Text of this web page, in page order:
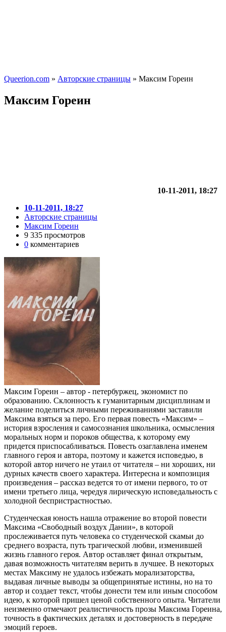
Queerion.com » Авторские страницы » Максим Гореин
Максим Гореин
10-11-2011, 18:27
10-11-2011, 18:27
Авторские страницы
Максим Гореин
9 335 просмотров
0 комментариев
Максим Гореин – автор - петербуржец, экономист по
образованию. Склонность к гуманитарным дисциплинам и
желание поделиться личными переживаниями заставили
Максима взяться за перо. Его первая повесть «Максим» –
история взросления и самосознания школьника, осмысления
моральных норм и пороков общества, к которому ему
придется приспосабливаться. Повесть озаглавлена именем
главного героя и автора, поэтому и кажется исповедью, в
которой автор ничего не утаил от читателя – ни хороших, ни
дурных качеств своего характера. Интересна и композиция
произведения – рассказ ведется то от имени первого, то от
имени третьего лица, чередуя лирическую исповедальность с
холодной беспристрастностью.
Студенческая юность нашла отражение во второй повести
Максима «Свободный воздух Дании», в которой
прослеживается путь человека со студенческой скамьи до
среднего возраста, путь трагической любви, изменившей
жизнь главного героя. Автор оставляет финал открытым,
давая возможность читателям верить в лучшее. В некоторых
местах Максиму не удалось избежать морализаторства,
выдавая личные выводы за общепринятые истины, но на то
автор и создает текст, чтобы донести тем или иным способом
идею, к которой пришел ценой собственного опыта. Читатели
неизменно отмечают реалистичность прозы Максима Гореина,
точность в фактических деталях и достоверность в передаче
эмоций героев.